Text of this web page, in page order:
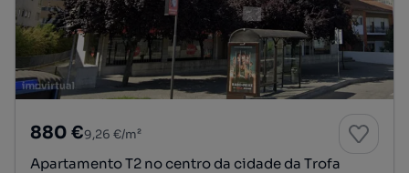
880 €9,26 €/m²
Apartamento T2 no centro da cidade da Trofa